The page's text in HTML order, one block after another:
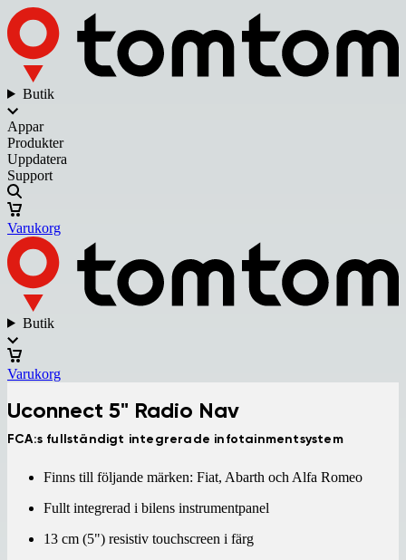
Butik
Appar
Produkter
Uppdatera
Support
Varukorg
Butik
Varukorg
Uconnect 5" Radio Nav
FCA:s fullständigt integrerade infotainmentsystem
Finns till följande märken: Fiat, Abarth och Alfa Romeo
Fullt integrerad i bilens instrumentpanel
13 cm (5") resistiv touchscreen i färg